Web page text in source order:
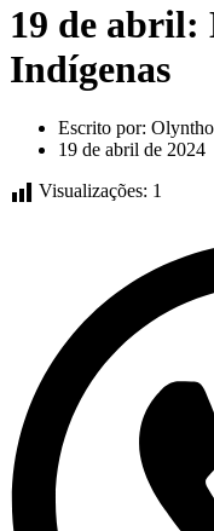
19 de abril:
Indígenas
Escrito por:
19 de abril de 2024
Visualizações: 1